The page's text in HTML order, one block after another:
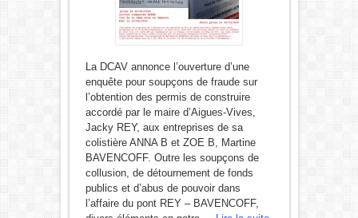
La DCAV annonce l’ouverture d’une
enquête pour soupçons de fraude sur
l’obtention des permis de construire
accordé par le maire d’Aigues-Vives,
Jacky REY, aux entreprises de sa
colistière ANNA B et ZOE B, Martine
BAVENCOFF. Outre les soupçons de
collusion, de détournement de fonds
publics et d’abus de pouvoir dans
l’affaire du pont REY – BAVENCOFF,